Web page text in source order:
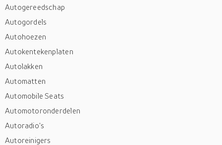
Autogereedschap
Autogordels
Autohoezen
Autokentekenplaten
Autolakken
Automatten
Automobile Seats
Automotoronderdelen
Autoradio's
Autoreinigers